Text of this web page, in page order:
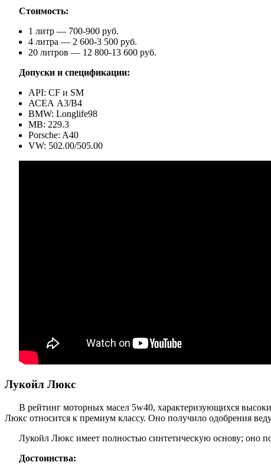
Стоимость:
1 литр — 700-900 руб.
4 литра — 2 600-3 500 руб.
20 литров — 12 800-13 600 руб.
Допуски и спецификации:
API: CF и SM
АСЕА А3/В4
BMW: Longlife98
MB: 229.3
Porsche: A40
VW: 502.00/505.00
Лукойл Люкс
В рейтинг моторных масел 5w40, характеризующихся
Люкс относится к премиум классу. Оно получило одобрения
Лукойл Люкс имеет полностью синтетическую основу; оно
Достоинства: